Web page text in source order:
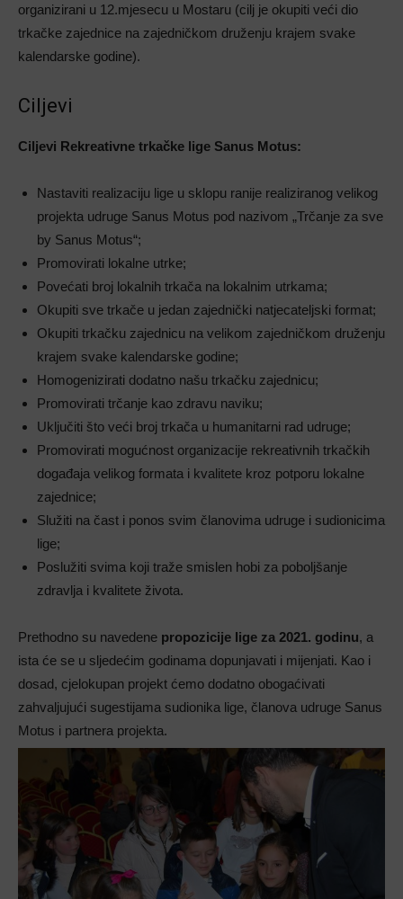
organizirani u 12.mjesecu u Mostaru (cilj je okupiti veći dio
trkačke zajednice na zajedničkom druženju krajem svake
kalendarske godine).
Ciljevi
Ciljevi Rekreativne trkačke lige Sanus Motus:
Nastaviti realizaciju lige u sklopu ranije realiziranog velikog
projekta udruge Sanus Motus pod nazivom „Trčanje za sve
by Sanus Motus“;
Promovirati lokalne utrke;
Povećati broj lokalnih trkača na lokalnim utrkama;
Okupiti sve trkače u jedan zajednički natjecateljski format;
Okupiti trkačku zajednicu na velikom zajedničkom druženju
krajem svake kalendarske godine;
Homogenizirati dodatno našu trkačku zajednicu;
Promovirati trčanje kao zdravu naviku;
Uključiti što veći broj trkača u humanitarni rad udruge;
Promovirati mogućnost organizacije rekreativnih trkačkih
događaja velikog formata i kvalitete kroz potporu lokalne
zajednice;
Služiti na čast i ponos svim članovima udruge i sudionicima
lige;
Poslužiti svima koji traže smislen hobi za poboljšanje
zdravlja i kvalitete života.
Prethodno su navedene propozicije lige za 2021. godinu, a
ista će se u sljedećim godinama dopunjavati i mijenjati. Kao i
dosad, cjelokupan projekt ćemo dodatno obogaćivati
zahvaljujući sugestijama sudionika lige, članova udruge Sanus
Motus i partnera projekta.